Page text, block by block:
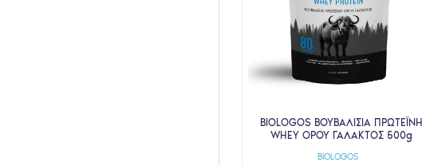
BIOLOGOS
BIOLOGOS ΒΟΥΒΑΛΙΣΙΑ ΠΡΩΤΕΪΝΗ
WHEY ΟΡΟΥ ΓΑΛΑΚΤΟΣ 500g